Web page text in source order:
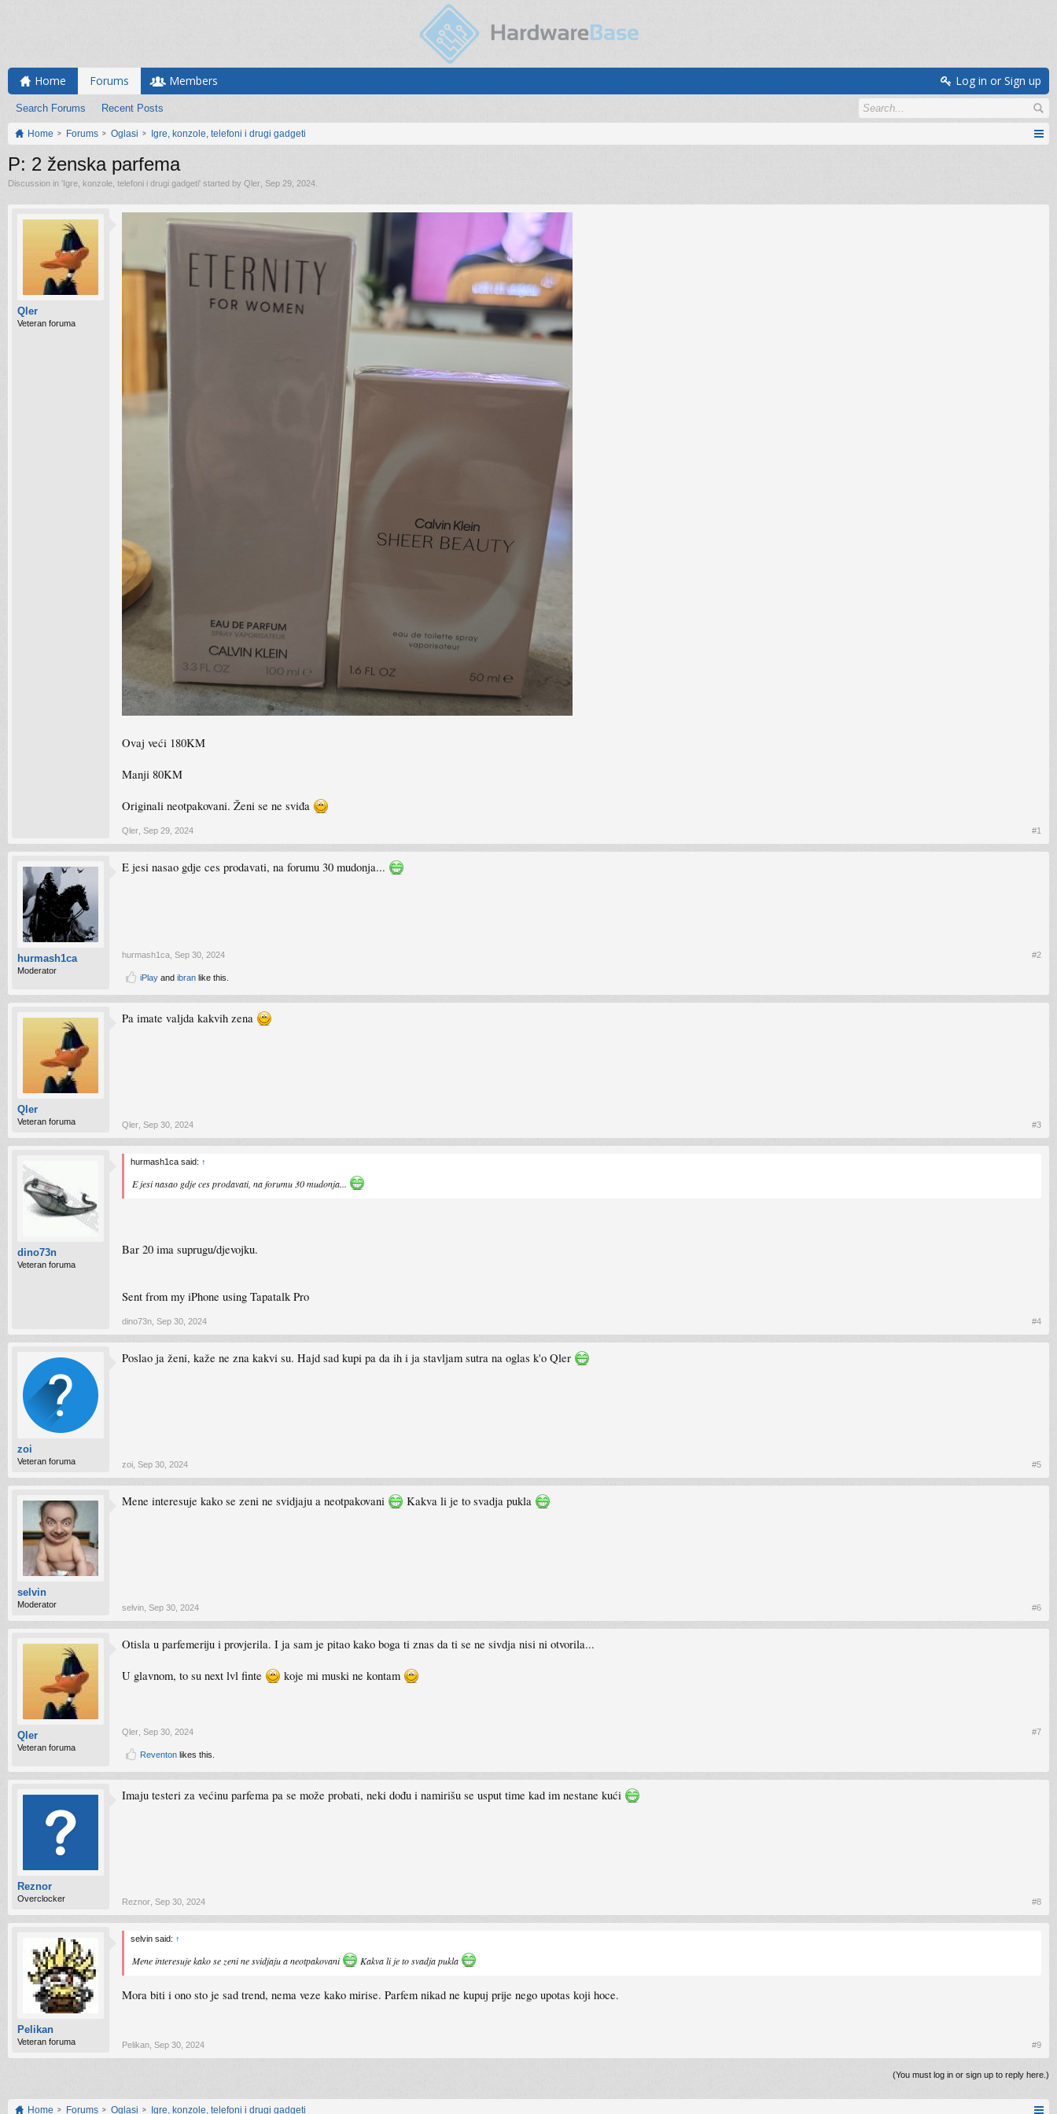
Home Forums
Search Forums Recent Posts
Members Log in or Sign up
Home Forums Oglasi Igre, konzole, telefoni i drugi gadgeti
P: 2 ženska parfema
Discussion in 'Igre, konzole, telefoni i drugi gadgeti' started by Qler Sep 29, 2024
Qler
Veteran foruma
Ovaj veći 180KM
Manji 80KM
Originali neotpakovani. Ženi se ne sviđa
Qler Sep 29, 2024 #1
hurmash1ca
Moderator
E jesi nasao gdje ces prodavati, na forumu 30 mudonja...
hurmash1ca Sep 30, 2024 #2
iPlay and ibran like this.
Qler
Veteran foruma
Pa imate valjda kakvih zena
Qler Sep 30, 2024 #3
dino73n
Veteran foruma
hurmash1ca said: ↑
E jesi nasao gdje ces prodavati, na forumu 30 mudonja...
Bar 20 ima suprugu/djevojku.
Sent from my iPhone using Tapatalk Pro
dino73n Sep 30, 2024 #4
zoi
Veteran foruma
Poslao ja ženi, kaže ne zna kakvi su. Hajd sad kupi pa da ih i ja stavljam sutra na oglas k'o Qler
zoi Sep 30, 2024 #5
selvin
Moderator
Mene interesuje kako se zeni ne svidjaju a neotpakovani Kakva li je to svadja pukla
selvin Sep 30, 2024 #6
Qler
Veteran foruma
Otisla u parfemeriju i provjerila. I ja sam je pitao kako boga ti znas da ti se ne sivdja nisi ni otvorila...
U glavnom, to su next lvl finte koje mi muski ne kontam
Qler Sep 30, 2024 #7
Reventon likes this.
Reznor
Overclocker
Imaju testeri za većinu parfema pa se može probati, neki dođu i namirišu se usput time kad im nestane kući
Reznor Sep 30, 2024 #8
Pelikan
Veteran foruma
selvin said: ↑
Mene interesuje kako se zeni ne svidjaju a neotpakovani Kakva li je to svadja pukla
Mora biti i ono sto je sad trend, nema veze kako mirise. Parfem nikad ne kupuj prije nego upotas koji hoce.
Pelikan Sep 30, 2024 #9
(You must log in or sign up to reply here.)
Home Forums Oglasi Igre, konzole, telefoni i drugi gadgeti